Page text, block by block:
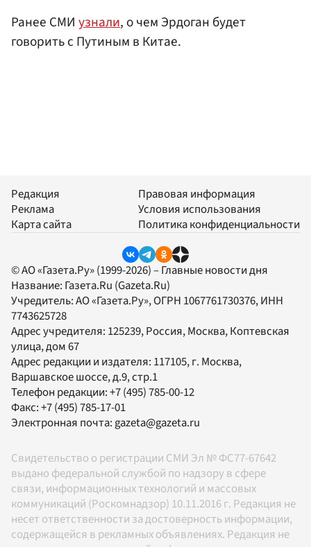
Ранее СМИ узнали, о чем Эрдоган будет
говорить с Путиным в Китае.
Редакция
Реклама
Карта сайта
Правовая информация
Условия использования
Политика конфиденциальности
© АО «Газета.Ру» (1999-2026) – Главные новости дня
Название: Газета.Ru (Gazeta.Ru)
Учредитель:АО «Газета.Ру», ОГРН 1067761730376, ИНН
7743625728
Адрес учредителя: 125239, Россия, Москва, Коптевская
улица, дом 67
Адрес редакции и издателя: 117105, г. Москва,
Варшавское шоссе, д.9, стр.1
Телефон редакции:+7 (495) 785-00-12
Факс:+7 (495) 785-17-01
Электронная почта:gazeta@gazeta.ru
Свидетельство о регистрации СМИ Эл № ФС77-67642
выдано федеральной службой по надзору в сфере
связи, информационных технологий и массовых
коммуникаций (Роскомнадзор) 10.11.2016 г. Редакция не
несет ответственности за достоверность информации,
содержащейся в рекламных объявлениях. Редакция не